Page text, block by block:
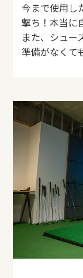
今まで使用し
撃ち！本当に
また、シュー
準備がなくて